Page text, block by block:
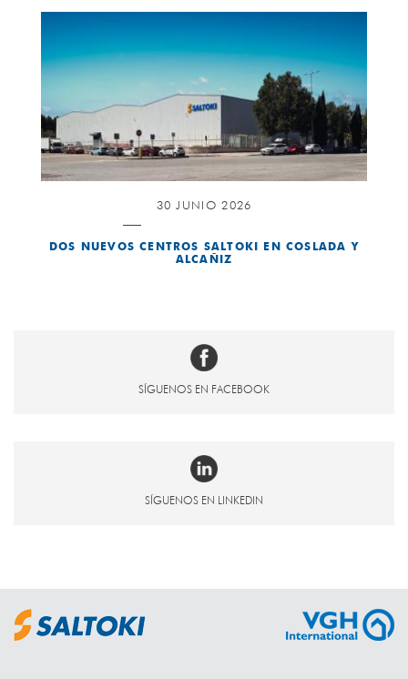
30 JUNIO 2026
DOS NUEVOS CENTROS SALTOKI EN COSLADA Y
ALCAÑIZ
SÍGUENOS EN FACEBOOK
SÍGUENOS EN LINKEDIN